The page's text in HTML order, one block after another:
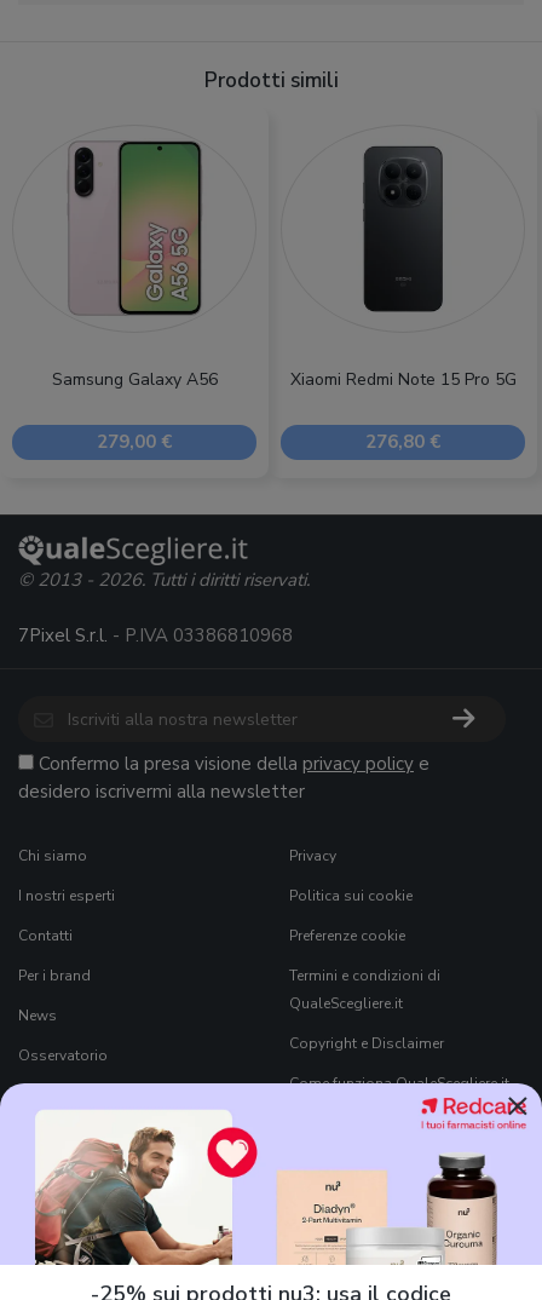
Prodotti simili
Samsung Galaxy A56
279,00 €
Xiaomi Redmi Note 15 Pro 5G
276,80 €
×
-25% sui prodotti nu3: usa il codice
© 2013 - 2026. Tutti i diritti riservati.
7Pixel S.r.l. - P.IVA 03386810968
Confermo la presa visione della privacy policy e
desidero iscrivermi alla newsletter
Chi siamo
I nostri esperti
Contatti
Per i brand
News
Osservatorio
Black Friday 2026
Privacy
Politica sui cookie
Preferenze cookie
Termini e condizioni di
QualeScegliere.it
Copyright e Disclaimer
Come funziona QualeScegliere.it